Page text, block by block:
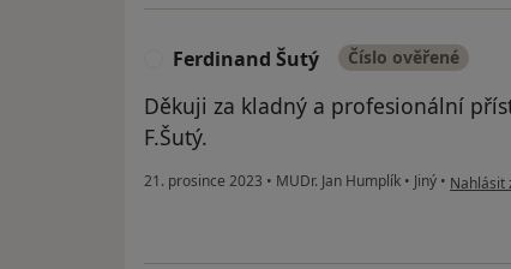
Ferdinand Šutý Číslo ověřené
Děkuji za kladný a profesionální
F.Šutý.
21. prosince 2023 • MUDr. Jan Humplík • Jiný • podle
Nahlásit